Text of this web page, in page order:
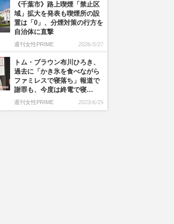
《千葉市》路上喫煙「禁止区
域」拡大を発表も喫煙所の設
置は「0」、分煙対策の行方を
自治体に直撃
週刊女性PRIME 2026/5/27
トム・ブラウン布川ひろき、
過去に「かき氷を食べながら
ファミレスで寝落ち」報道で
謝罪も、今度は終電で寝…
週刊女性PRIME 2023/6/29